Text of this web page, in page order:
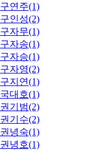
구연주(1)
구인성(2)
구자무(1)
구자송(1)
구자승(1)
구자영(2)
구지연(1)
국대호(1)
권기범(2)
권기수(2)
권녕숙(1)
권녕호(1)